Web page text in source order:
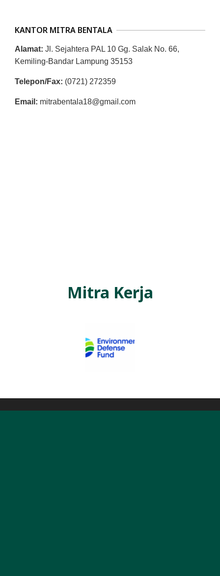
KANTOR MITRA BENTALA
Alamat: Jl. Sejahtera PAL 10 Gg. Salak No. 66,
Kemiling-Bandar Lampung 35153
Telepon/Fax: (0721) 272359
Email: mitrabentala18@gmail.com
Mitra Kerja